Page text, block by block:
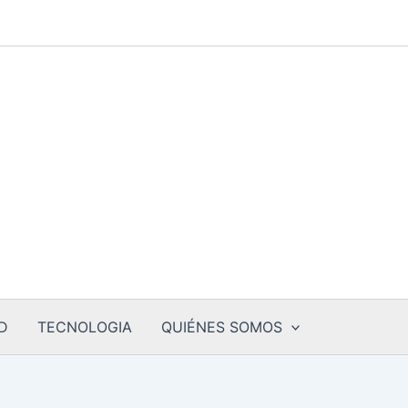
TECNOLOGIA QUIÉNES SOMOS